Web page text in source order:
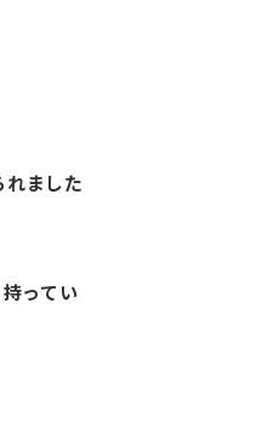
ました
ってい